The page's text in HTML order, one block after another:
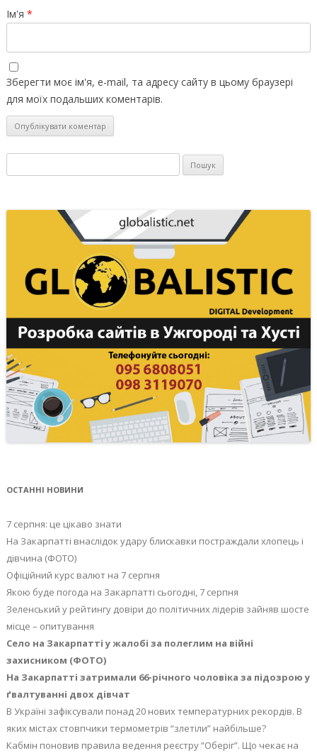
Ім'я *
Зберегти моє ім'я, e-mail, та адресу сайту в цьому браузері
для моїх подальших коментарів.
ОСТАННІ НОВИНИ
7 серпня: це цікаво знати
На Закарпатті внаслідок удару блискавки постраждали хлопець і
дівчина (ФОТО)
Офіційний курс валют на 7 серпня
Якою буде погода на Закарпатті сьогодні, 7 серпня
Зеленський у рейтингу довіри до політичних лідерів зайняв шосте
місце – опитування
Село на Закарпатті у жалобі за полеглим на війні
захисником (ФОТО)
На Закарпатті затримали 66-річного чоловіка за підозрою у
ґвалтуванні двох дівчат
В Україні зафіксували понад 20 нових температурних рекордів. В
яких містах стовпчики термометрів “злетіли” найбільше?
Кабмін поновив правила ведення реєстру “Оберіг”. Що чекає на